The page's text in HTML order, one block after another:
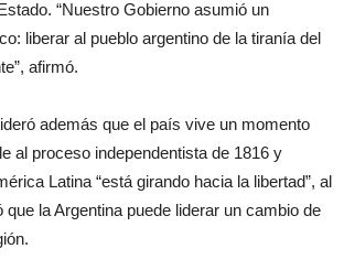
“Nuestro Gobierno asumió un
liberar al pueblo argentino de la tiranía del
afirmó.
además que el país vive un momento
al proceso independentista de 1816 y
Latina “está girando hacia la libertad”, al
que la Argentina puede liderar un cambio de